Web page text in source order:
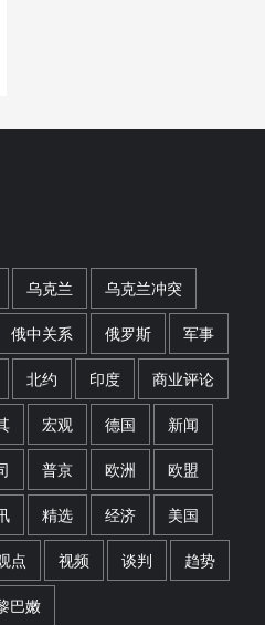
乌克兰 乌克兰冲突
俄中关系 俄罗斯 军事
北约 印度 商业评论
宏观 德国 新闻
普京 欧洲 欧盟
精选 经济 美国
点 视频 谈判 趋势
巴嫩